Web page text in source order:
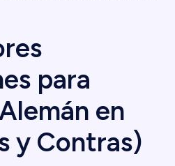
para
en
y Contras)